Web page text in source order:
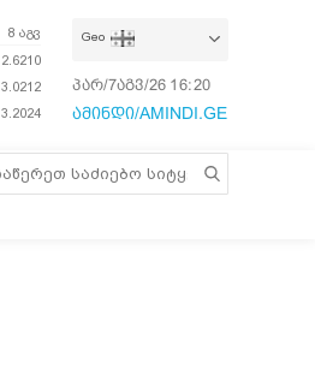
8 აგვ
2.6210
3.0212
3.2024
Geo
პარ/7აგვ/26 16:20:55
ამინდი/AMINDI.GE